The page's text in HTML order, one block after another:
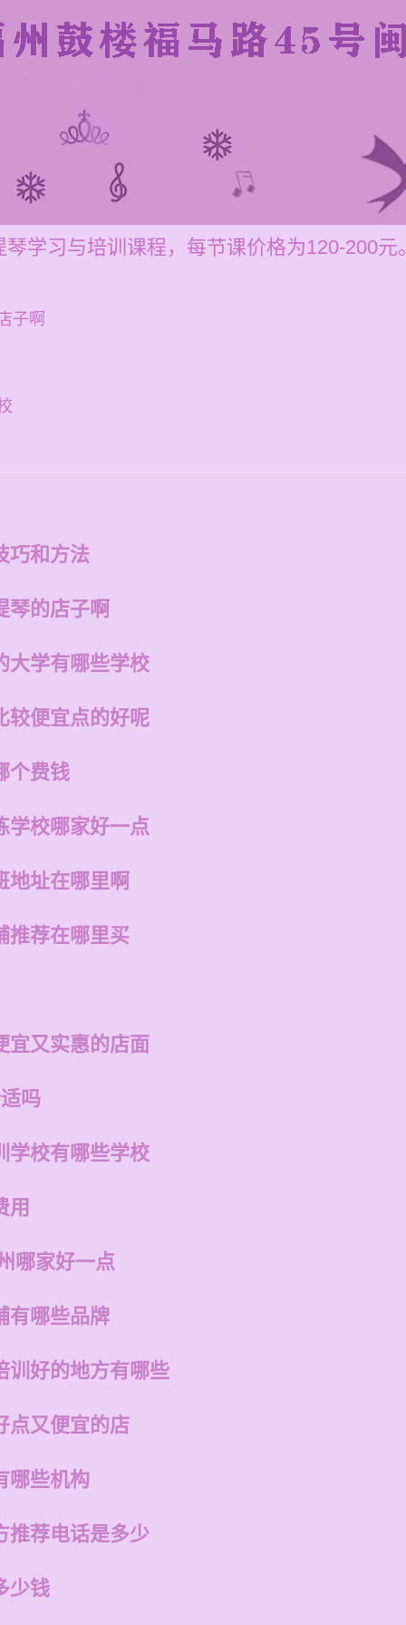
学习与培训课程，每节课价格为120-200元
子啊
巧和方法
琴的店子啊
大学有哪些学校
较便宜点的好呢
个费钱
学校哪家好一点
地址在哪里啊
推荐在哪里买
宜又实惠的店面
吗
学校有哪些学校
用
哪家好一点
有哪些品牌
训好的地方有哪些
点又便宜的店
哪些机构
推荐电话是多少
少钱